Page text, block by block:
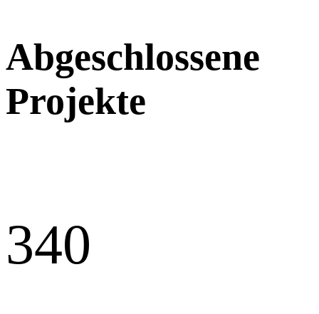
Abgeschlossene
Projekte
340